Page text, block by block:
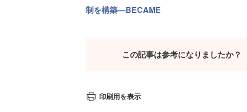
制を構築—BECAME
この記事は参考になりましたか？
印刷用を表示